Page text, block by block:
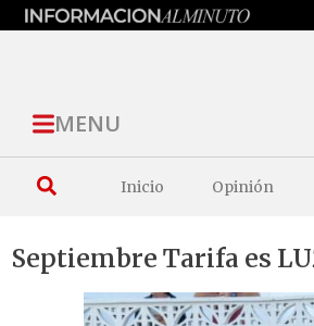
MENU
Inicio Opinión
Septiembre Tarifa es